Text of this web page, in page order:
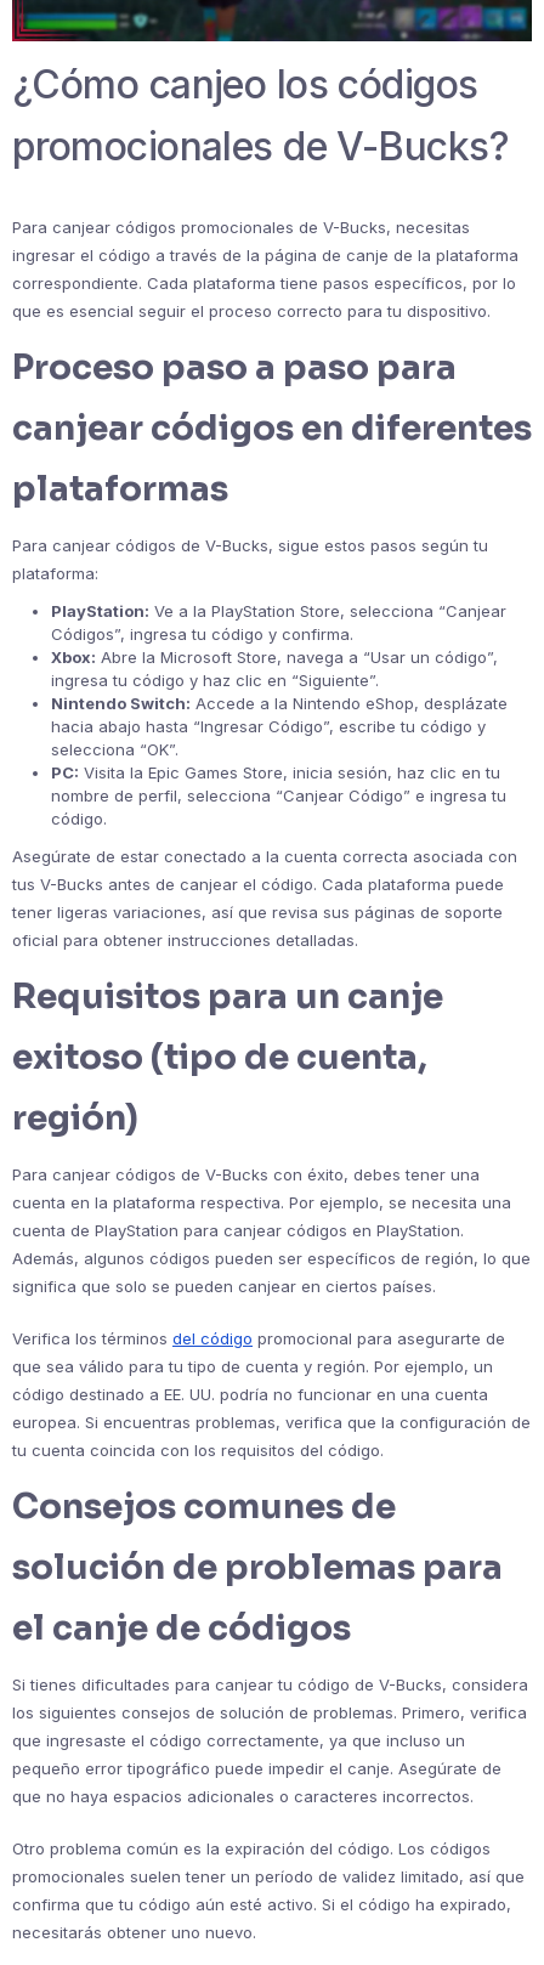
¿Cómo canjeo los códigos
promocionales de V-Bucks?
Para canjear códigos promocionales de V-Bucks, necesitas
ingresar el código a través de la página de canje de la plataforma
correspondiente. Cada plataforma tiene pasos específicos, por lo
que es esencial seguir el proceso correcto para tu dispositivo.
Proceso paso a paso para
canjear códigos en diferentes
plataformas
Para canjear códigos de V-Bucks, sigue estos pasos según tu
plataforma:
PlayStation: Ve a la PlayStation Store, selecciona “Canjear
Códigos”, ingresa tu código y confirma.
Xbox: Abre la Microsoft Store, navega a “Usar un código”,
ingresa tu código y haz clic en “Siguiente”.
Nintendo Switch: Accede a la Nintendo eShop, desplázate
hacia abajo hasta “Ingresar Código”, escribe tu código y
selecciona “OK”.
PC: Visita la Epic Games Store, inicia sesión, haz clic en tu
nombre de perfil, selecciona “Canjear Código” e ingresa tu
código.
Asegúrate de estar conectado a la cuenta correcta asociada con
tus V-Bucks antes de canjear el código. Cada plataforma puede
tener ligeras variaciones, así que revisa sus páginas de soporte
oficial para obtener instrucciones detalladas.
Requisitos para un canje
exitoso (tipo de cuenta,
región)
Para canjear códigos de V-Bucks con éxito, debes tener una
cuenta en la plataforma respectiva. Por ejemplo, se necesita una
cuenta de PlayStation para canjear códigos en PlayStation.
Además, algunos códigos pueden ser específicos de región, lo que
significa que solo se pueden canjear en ciertos países.
Verifica los términos del código promocional para asegurarte de
que sea válido para tu tipo de cuenta y región. Por ejemplo, un
código destinado a EE. UU. podría no funcionar en una cuenta
europea. Si encuentras problemas, verifica que la configuración de
tu cuenta coincida con los requisitos del código.
Consejos comunes de
solución de problemas para
el canje de códigos
Si tienes dificultades para canjear tu código de V-Bucks, considera
los siguientes consejos de solución de problemas. Primero, verifica
que ingresaste el código correctamente, ya que incluso un
pequeño error tipográfico puede impedir el canje. Asegúrate de
que no haya espacios adicionales o caracteres incorrectos.
Otro problema común es la expiración del código. Los códigos
promocionales suelen tener un período de validez limitado, así que
confirma que tu código aún esté activo. Si el código ha expirado,
necesitarás obtener uno nuevo.